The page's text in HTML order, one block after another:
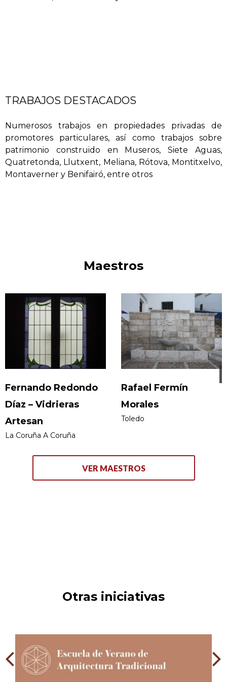
TRABAJOS DESTACADOS
Numerosos trabajos en propiedades privadas de
promotores particulares, así como trabajos sobre
patrimonio construido en Museros, Siete Aguas,
Quatretonda, Llutxent, Meliana, Rótova, Montitxelvo,
Montaverner y Benifairó, entre otros
Maestros
Fernando Redondo
Díaz – Vidrieras
Artesan
La Coruña A Coruña
Rafael Fermín
Morales
Toledo
VER MAESTROS
Otras iniciativas